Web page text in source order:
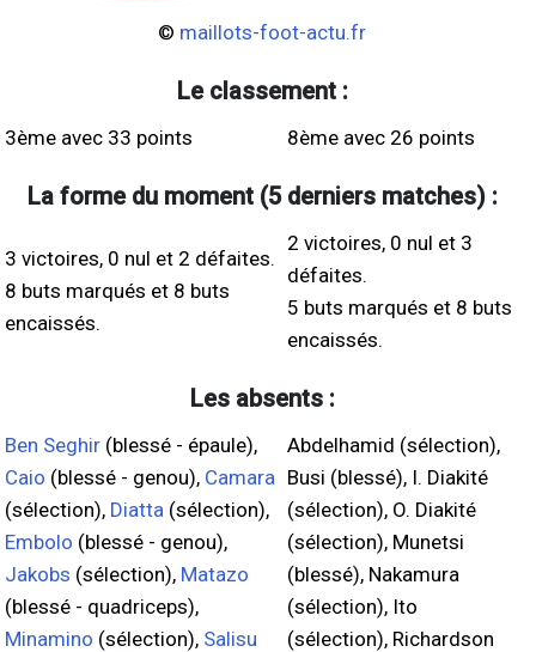
© maillots-foot-actu.fr
Le classement :
3ème avec 33 points 8ème avec 26 points
La forme du moment (5 derniers matches) :
3 victoires, 0 nul et 2 défaites.
8 buts marqués et 8 buts
encaissés.
2 victoires, 0 nul et 3
défaites.
5 buts marqués et 8 buts
encaissés.
Les absents :
Ben Seghir (blessé - épaule),
Caio (blessé - genou), Camara
(sélection), Diatta (sélection),
Embolo (blessé - genou),
Jakobs (sélection), Matazo
(blessé - quadriceps),
Minamino (sélection), Salisu
Abdelhamid (sélection),
Busi (blessé), I. Diakité
(sélection), O. Diakité
(sélection), Munetsi
(blessé), Nakamura
(sélection), Ito
(sélection), Richardson